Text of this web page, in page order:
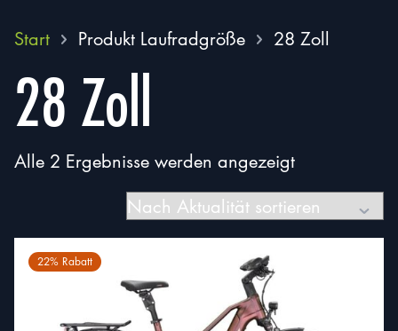
Start Produkt Laufradgröße 28 Zoll
28 Zoll
Alle 2 Ergebnisse werden angezeigtNach
Aktualität
sortiert
22% Rabatt